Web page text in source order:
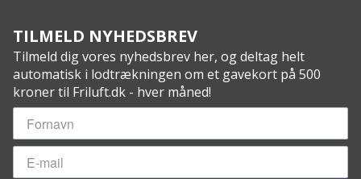
TILMELD NYHEDSBREV
Tilmeld dig vores nyhedsbrev her, og deltag helt
automatisk i lodtrækningen om et gavekort på 500
kroner til Friluft.dk - hver måned!